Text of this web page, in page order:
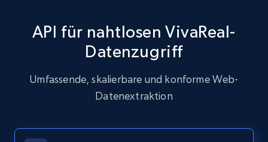
Zillow properties listing information
Zpid, City, State, HomeStatus, Address,
IsListingClaimedByCurrentSignedInUser,
IsCurrentSignedInAgentResponsible, Bedrooms,
API für nahtlosen VivaReal-
Datenzugriff
Umfassende, skalierbare und konforme Web-
Datenextraktion